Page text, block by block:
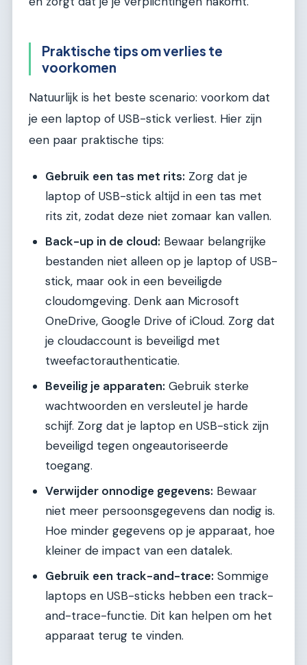
Praktische tips om verlies te
voorkomen
Natuurlijk is het beste scenario: voorkom dat
je een laptop of USB-stick verliest. Hier zijn
een paar praktische tips:
Gebruik een tas met rits: Zorg dat je
laptop of USB-stick altijd in een tas met
rits zit, zodat deze niet zomaar kan vallen.
Back-up in de cloud: Bewaar belangrijke
bestanden niet alleen op je laptop of USB-
stick, maar ook in een beveiligde
cloudomgeving. Denk aan Microsoft
OneDrive, Google Drive of iCloud. Zorg dat
je cloudaccount is beveiligd met
tweefactorauthenticatie.
Beveilig je apparaten: Gebruik sterke
wachtwoorden en versleutel je harde
schijf. Zorg dat je laptop en USB-stick zijn
beveiligd tegen ongeautoriseerde
toegang.
Verwijder onnodige gegevens: Bewaar
niet meer persoonsgegevens dan nodig is.
Hoe minder gegevens op je apparaat, hoe
kleiner de impact van een datalek.
Gebruik een track-and-trace: Sommige
laptops en USB-sticks hebben een track-
and-trace-functie. Dit kan helpen om het
apparaat terug te vinden.